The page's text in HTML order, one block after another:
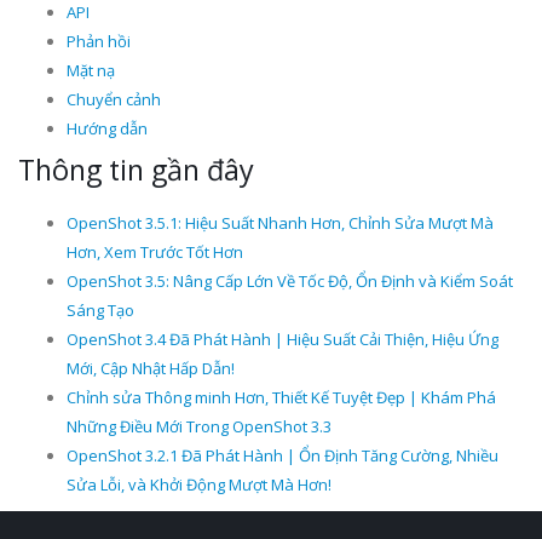
API
Phản hồi
Mặt nạ
Chuyển cảnh
Hướng dẫn
Thông tin gần đây
OpenShot 3.5.1: Hiệu Suất Nhanh Hơn, Chỉnh Sửa Mượt Mà
Hơn, Xem Trước Tốt Hơn
OpenShot 3.5: Nâng Cấp Lớn Về Tốc Độ, Ổn Định và Kiểm Soát
Sáng Tạo
OpenShot 3.4 Đã Phát Hành | Hiệu Suất Cải Thiện, Hiệu Ứng
Mới, Cập Nhật Hấp Dẫn!
Chỉnh sửa Thông minh Hơn, Thiết Kế Tuyệt Đẹp | Khám Phá
Những Điều Mới Trong OpenShot 3.3
OpenShot 3.2.1 Đã Phát Hành | Ổn Định Tăng Cường, Nhiều
Sửa Lỗi, và Khởi Động Mượt Mà Hơn!